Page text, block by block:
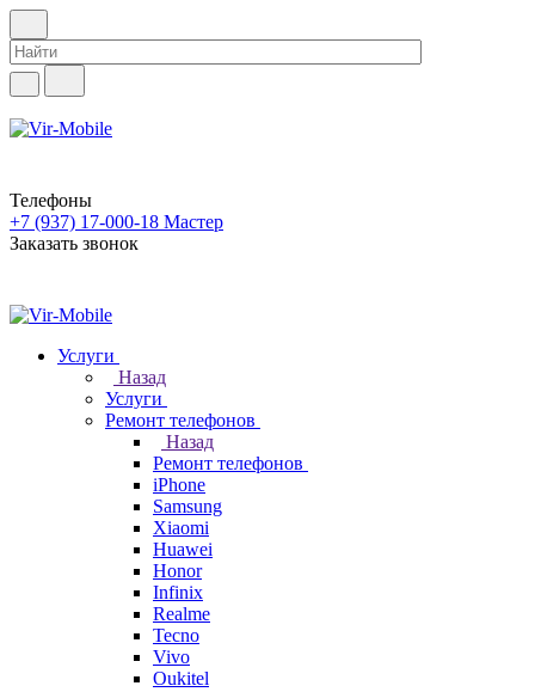
Телефоны
+7 (937) 17-000-18 Мастер
Заказать звонок
Услуги
Назад
Услуги
Ремонт телефонов
Назад
Ремонт телефонов
iPhone
Samsung
Xiaomi
Huawei
Honor
Infinix
Realme
Tecno
Vivo
Oukitel